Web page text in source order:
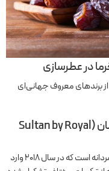
در عطرسازی
که از برندهای معروف جهانی‌ای
۱- عطر ادکلن مردانه و زنانه رویال سلطان (Sultan by Royal
عطر “Sultan by Royal Crown” یک عطر زنانه و مردانه است که در سال 2018 وارد